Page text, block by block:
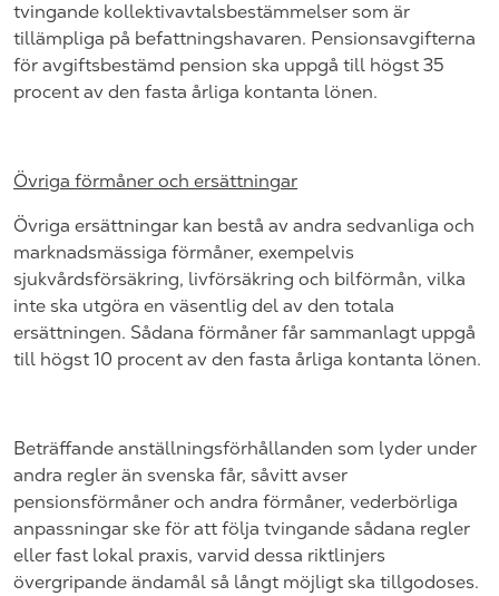
tvingande kollektivavtalsbestämmelser som är
tillämpliga på befattningshavaren. Pensionsavgifterna
för avgiftsbestämd pension ska uppgå till högst 35
procent av den fasta årliga kontanta lönen.
Övriga förmåner och ersättningar
Övriga ersättningar kan bestå av andra sedvanliga och
marknadsmässiga förmåner, exempelvis
sjukvårdsförsäkring, livförsäkring och bilförmån, vilka
inte ska utgöra en väsentlig del av den totala
ersättningen. Sådana förmåner får sammanlagt uppgå
till högst 10 procent av den fasta årliga kontanta lönen.
Beträffande anställningsförhållanden som lyder under
andra regler än svenska får, såvitt avser
pensionsförmåner och andra förmåner, vederbörliga
anpassningar ske för att följa tvingande sådana regler
eller fast lokal praxis, varvid dessa riktlinjers
övergripande ändamål så långt möjligt ska tillgodoses.